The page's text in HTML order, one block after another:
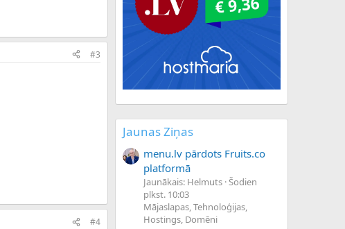
#3
#4
Jaunas Ziņas
menu.lv pārdots Fruits.co
platformā
Jaunākais: Helmuts Šodien
plkst. 10:03
Mājaslapas, Tehnoloģijas,
Hostings, Domēni